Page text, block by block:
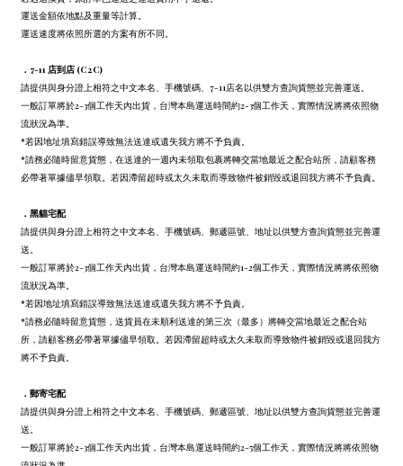
運送金額依地點及重量等計算。
運送速度將依照所選的方案有所不同。
．7-11 店到店 (C2C)
請提供與身分證上相符之中文本名、手機號碼、7-11店名以供雙方查詢貨態並完善運送。
一般訂單將於2-3個工作天內出貨，台灣本島運送時間約2-3個工作天，實際情況將將依照物
流狀況為準。
*若因地址填寫錯誤導致無法送達或遺失我方將不予負責。
*請務必隨時留意貨態，在送達的一週內未領取包裹將轉交當地最近之配合站所，請顧客務
必帶著單據儘早領取。若因滯留超時或太久未取而導致物件被銷毀或退回我方將不予負責。
． 黑貓宅配
請提供與身分證上相符之中文本名、手機號碼、郵遞區號、地址以供雙方查詢貨態並完善運
送。
一般訂單將於2-3個工作天內出貨，台灣本島運送時間約1-2個工作天，實際情況將將依照物
流狀況為準。
*若因地址填寫錯誤導致無法送達或遺失我方將不予負責。
*請務必隨時留意貨態，送貨員在未順利送達的第三次（最多）將轉交當地最近之配合站
所，請顧客務必帶著單據儘早領取。若因滯留超時或太久未取而導致物件被銷毀或退回我方
將不予負責。
． 郵寄宅配
請提供與身分證上相符之中文本名、手機號碼、郵遞區號、地址以供雙方查詢貨態並完善運
送。
一般訂單將於2-3個工作天內出貨，台灣本島運送時間約2-5個工作天，實際情況將將依照物